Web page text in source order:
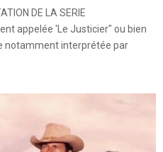
DE LA SERIE
appelée 'Le Justicier" ou bien
notamment interprétée par